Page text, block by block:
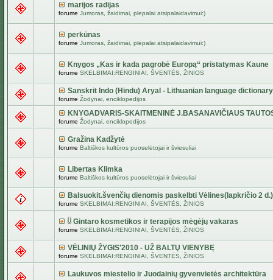
marijos radijas
forume Jumoras, žaidimai, plepalai atsipalaidavimui:)
perkūnas
forume Jumoras, žaidimai, plepalai atsipalaidavimui:)
Knygos „Kas ir kada pagrobė Europą“ pristatymas Kaune
forume SKELBIMAI:RENGINIAI, ŠVENTĖS, ŽINIOS
Sanskrit Indo (Hindu) Aryal - Lithuanian language dictionary
forume Žodynai, enciklopedijos
KNYGADVARIS-SKAITMENINĖ J.BASANAVIČIAUS
forume Žodynai, enciklopedijos
Gražina Kadžytė
forume Baltiškos kultūros puoselėtojai ir šviesuliai
Libertas Klimka
forume Baltiškos kultūros puoselėtojai ir šviesuliai
Balsuokit.švenčių dienomis paskelbti Vėlines(lapkričio 2 d.)
forume SKELBIMAI:RENGINIAI, ŠVENTĖS, ŽINIOS
Gintaro kosmetikos ir terapijos mėgėjų vakaras
forume SKELBIMAI:RENGINIAI, ŠVENTĖS, ŽINIOS
VĖLINIŲ ŽYGIS'2010 - UŽ BALTŲ VIENYBĘ
forume SKELBIMAI:RENGINIAI, ŠVENTĖS, ŽINIOS
Laukuvos miestelio ir Juodainių gyvenvietės architektūra